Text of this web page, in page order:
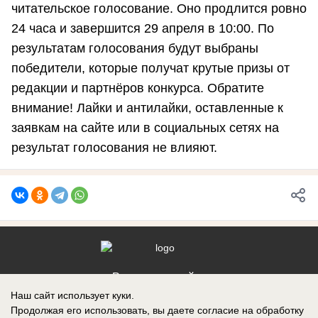
читательское голосование. Оно продлится ровно
24 часа и завершится 29 апреля в 10:00. По
результатам голосования будут выбраны
победители, которые получат крутые призы от
редакции и партнёров конкурса. Обратите
внимание! Лайки и антилайки, оставленные к
заявкам на сайте или в социальных сетях на
результат голосования не влияют.
Реклама на сайте
Наш сайт использует куки.
Продолжая его использовать, вы даете согласие на обработку